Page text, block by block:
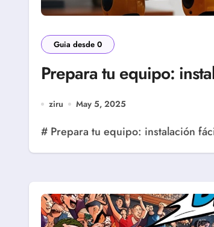
Guia desde 0
Prepara tu equipo:
ziru May 5, 2025
# Prepara tu equipo: instalación